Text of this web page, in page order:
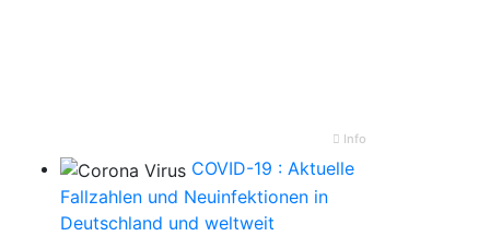
Info
COVID-19 : Aktuelle
Fallzahlen und Neuinfektionen in
Deutschland und weltweit